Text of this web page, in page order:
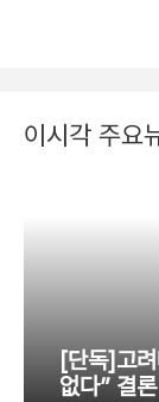
이시각 주요
[단독]고
없다” 결론